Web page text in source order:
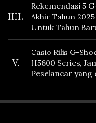
IIII.
Rekomendasi 5
Akhir Tahun
Untuk Tahun
V.
Casio Rilis G-
H5600 Series,
Peselancar yang